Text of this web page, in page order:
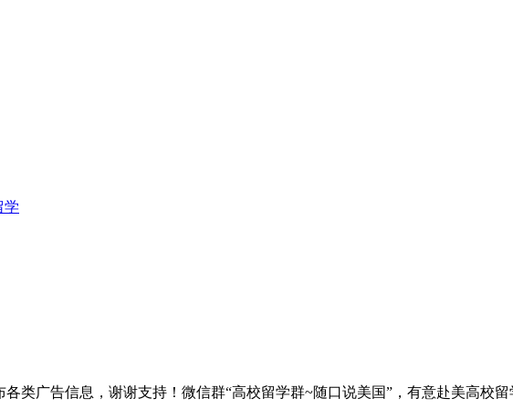
学
类广告信息，谢谢支持！微信群“高校留学群~随口说美国”，有意赴美高校留